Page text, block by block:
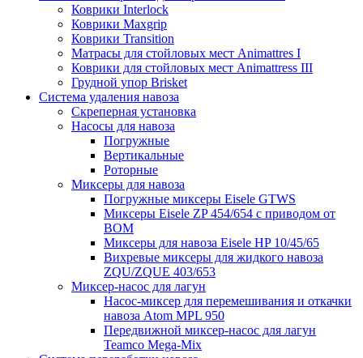
Коврики Interlock
Коврики Maxgrip
Коврики Transition
Матрасы для стойловых мест Animattres I
Коврики для стойловых мест Animattress III
Грудной упор Brisket
Система удаления навоза
Скреперная установка
Насосы для навоза
Погружные
Вертикальные
Роторные
Миксеры для навоза
Погружные миксеры Eisele GTWS
Миксеры Eisele ZP 454/654 с приводом от
ВОМ
Миксеры для навоза Eisele HP 10/45/65
Вихревые миксеры для жидкого навоза
ZQU/ZQUE 403/653
Миксер-насос для лагун
Насос-миксер для перемешивания и откачки
навоза Atom MPL 950
Передвижной миксер-насос для лагун
Teamco Mega-Mix